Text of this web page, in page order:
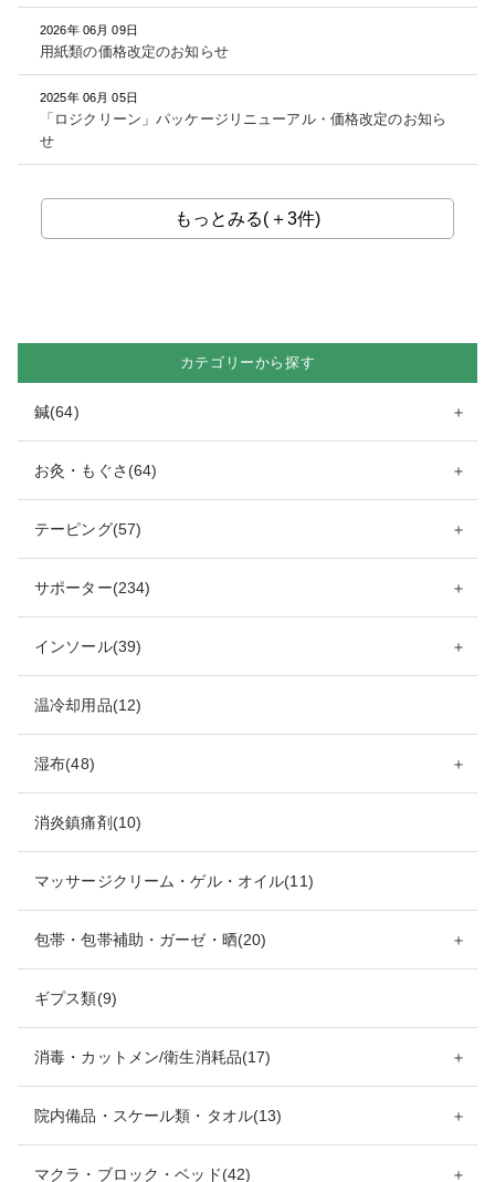
2026年 06月 09日
用紙類の価格改定のお知らせ
2025年 06月 05日
「ロジクリーン」パッケージリニューアル・価格改定のお知ら
せ
もっとみる(＋3件)
カテゴリーから探す
鍼(64) ＋
お灸・もぐさ(64) ＋
テーピング(57) ＋
サポーター(234) ＋
インソール(39) ＋
温冷却用品(12)
湿布(48) ＋
消炎鎮痛剤(10)
マッサージクリーム・ゲル・オイル(11)
包帯・包帯補助・ガーゼ・晒(20) ＋
ギプス類(9)
消毒・カットメン/衛生消耗品(17) ＋
院内備品・スケール類・タオル(13) ＋
マクラ・ブロック・ベッド(42) ＋